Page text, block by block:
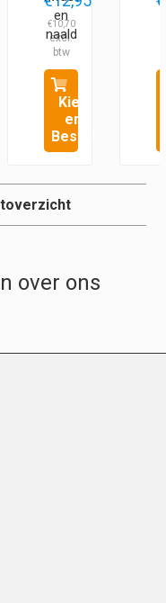
en
naald
€10,70
Kies
en
Bestel
over ons